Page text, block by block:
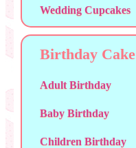
Wedding Cupcakes
Birthday Cake
Adult Birthday
Baby Birthday
Children Birthday